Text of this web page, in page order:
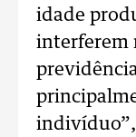
idade
interferem